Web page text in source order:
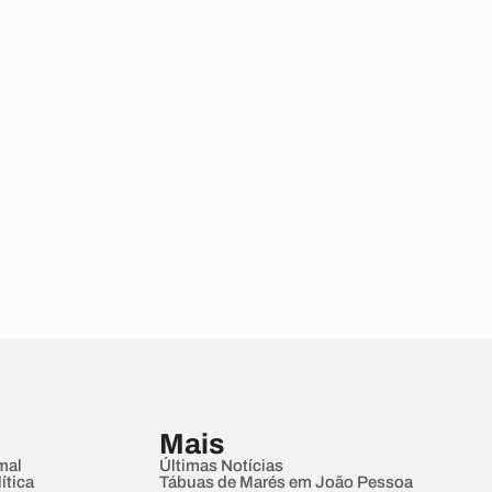
Mais
Últimas Notícias
Tábuas de Marés em João Pessoa